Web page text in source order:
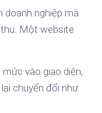
doanh nghiệp mà
thu. Một website
vào giao diện,
chuyển đổi như